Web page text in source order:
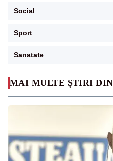
MAI MULTE ȘTIRI DIN
Social
Sport
Sanatate